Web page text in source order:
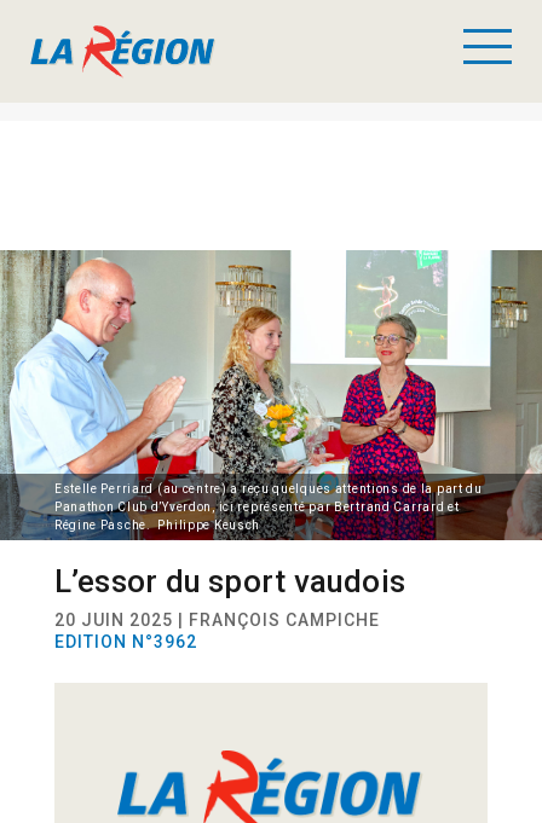
Estelle Perriard (au centre) a reçu quelques attentions de la part du
Panathon Club d’Yverdon, ici représenté par Bertrand Carrard et
Régine Pasche. Philippe Keusch
L’essor du sport vaudois
20 JUIN 2025 | FRANÇOIS CAMPICHE
EDITION N°3962